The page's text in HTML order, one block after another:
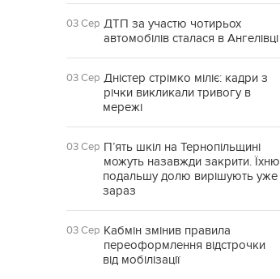
03 Сер ДТП за участю чотирьох
автомобілів сталася в Ангелівці
03 Сер Дністер стрімко міліє: кадри з
річки викликали тривогу в
мережі
03 Сер П’ять шкіл на Тернопільщині
можуть назавжди закрити. Їхню
подальшу долю вирішують уже
зараз
03 Сер Кабмін змінив правила
переоформлення відстрочки
від мобілізації